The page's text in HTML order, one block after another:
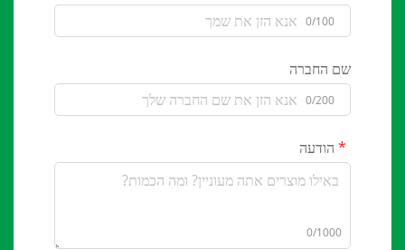
0/100
שם החברה
0/200
הודעה
0/1000